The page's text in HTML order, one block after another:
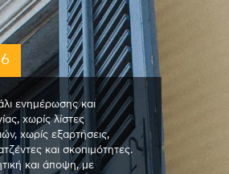
ενημέρωσης και
χωρίς λίστες
χωρίς εξαρτήσεις,
και σκοπιμότητες.
και άποψη, με